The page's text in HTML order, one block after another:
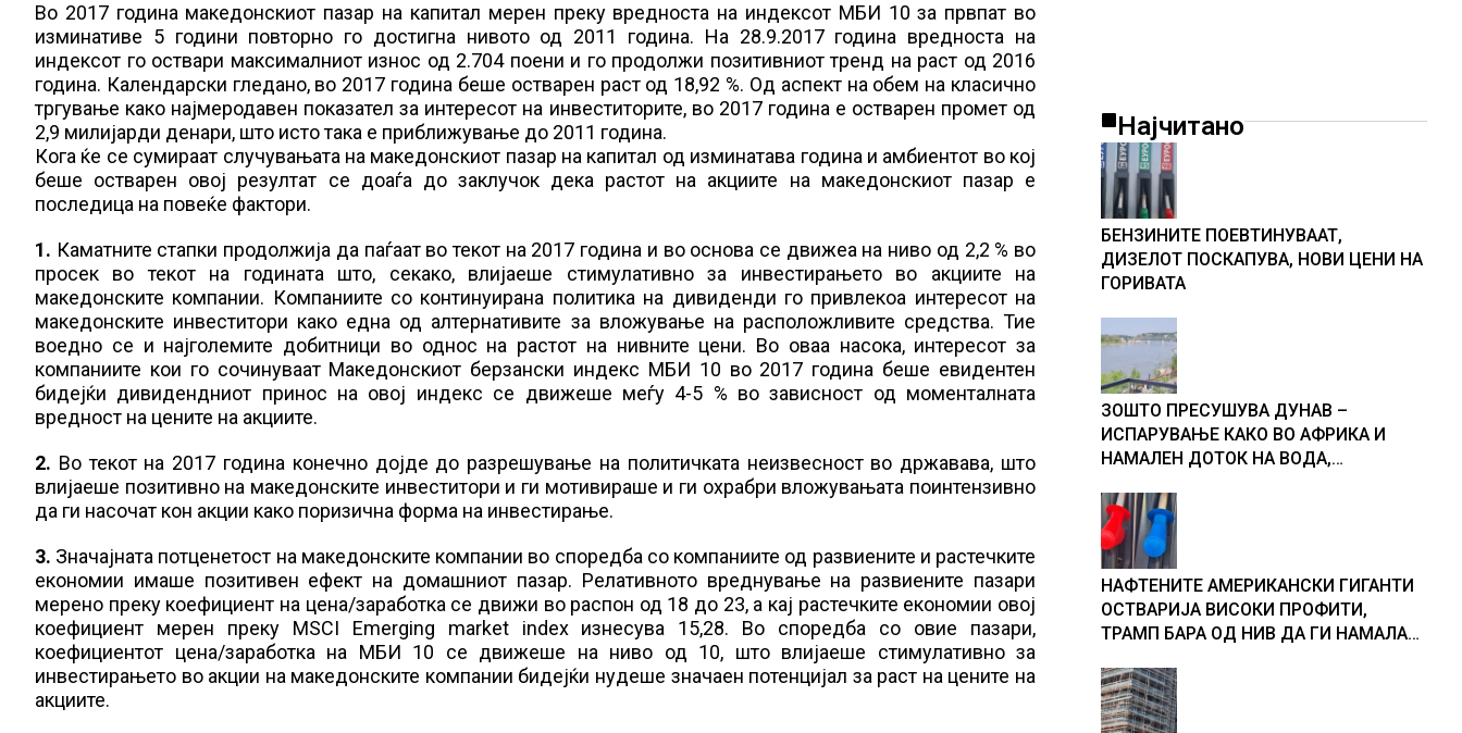
Во 2017 година македонскиот пазар на капитал мерен преку вредноста на индексот МБИ 10 за првпат во
изминативе 5 години повторно го достигна нивото од 2011 година. На 28.9.2017 година вредноста на
индексот го оствари максималниот износ од 2.704 поени и го продолжи позитивниот тренд на раст од 2016
година. Календарски гледано, во 2017 година беше остварен раст од 18,92 %. Од аспект на обем на класично
тргување како најмеродавен показател за интересот на инвеститорите, во 2017 година е остварен промет од
2,9 милијарди денари, што исто така е приближување до 2011 година.
Кога ќе се сумираат случувањата на македонскиот пазар на капитал од изминатава година и амбиентот во кој
беше остварен овој резултат се доаѓа до заклучок дека растот на акциите на македонскиот пазар е
последица на повеќе фактори.
1. Каматните стапки продолжија да паѓаат во текот на 2017 година и во основа се движеа на ниво од 2,2 % во
просек во текот на годината што, секако, влијаеше стимулативно за инвестирањето во акциите на
македонските компании. Компаниите со континуирана политика на дивиденди го привлекоа интересот на
македонските инвеститори како една од алтернативите за вложување на расположливите средства. Тие
воедно се и најголемите добитници во однос на растот на нивните цени. Во оваа насока, интересот за
компаниите кои го сочинуваат Македонскиот берзански индекс МБИ 10 во 2017 година беше евидентен
бидејќи дивидендниот принос на овој индекс се движеше меѓу 4-5 % во зависност од моменталната
вредност на цените на акциите.
2. Во текот на 2017 година конечно дојде до разрешување на политичката неизвесност во државава, што
влијаеше позитивно на македонските инвеститори и ги мотивираше и ги охрабри вложувањата поинтензивно
да ги насочат кон акции како поризична форма на инвестирање.
3. Значајната потценетост на македонските компании во споредба со компаниите од развиените и растечките
економии имаше позитивен ефект на домашниот пазар. Релативното вреднување на развиените пазари
мерено преку коефициент на цена/заработка се движи во распон од 18 до 23, а кај растечките економии овој
коефициент мерен преку MSCI Emerging market index изнесува 15,28. Во споредба со овие пазари,
коефициентот цена/заработка на МБИ 10 се движеше на ниво од 10, што влијаеше стимулативно за
инвестирањето во акции на македонските компании бидејќи нудеше значаен потенцијал за раст на цените на
акциите.
Најчитано
БЕНЗИНИТЕ ПОЕВТИНУВААТ,
ДИЗЕЛОТ ПОСКАПУВА, НОВИ ЦЕНИ НА
ГОРИВАТА
ЗОШТО ПРЕСУШУВА ДУНАВ –
ИСПАРУВАЊЕ КАКО ВО АФРИКА И
НАМАЛЕН ДОТОК НА ВОДА,
Србија
НАФТЕНИТЕ АМЕРИКАНСКИ ГИГАНТИ
ОСТВАРИЈА ВИСОКИ ПРОФИТИ,
ТРАМП БАРА ОД НИВ ДА ГИ НАМАЛАТ